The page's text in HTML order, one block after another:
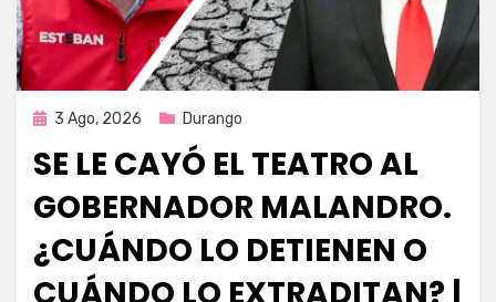
Publicada
3 Ago, 2026 Durango
SE LE CAYÓ EL TEATRO AL
GOBERNADOR MALANDRO.
¿CUÁNDO LO DETIENEN O